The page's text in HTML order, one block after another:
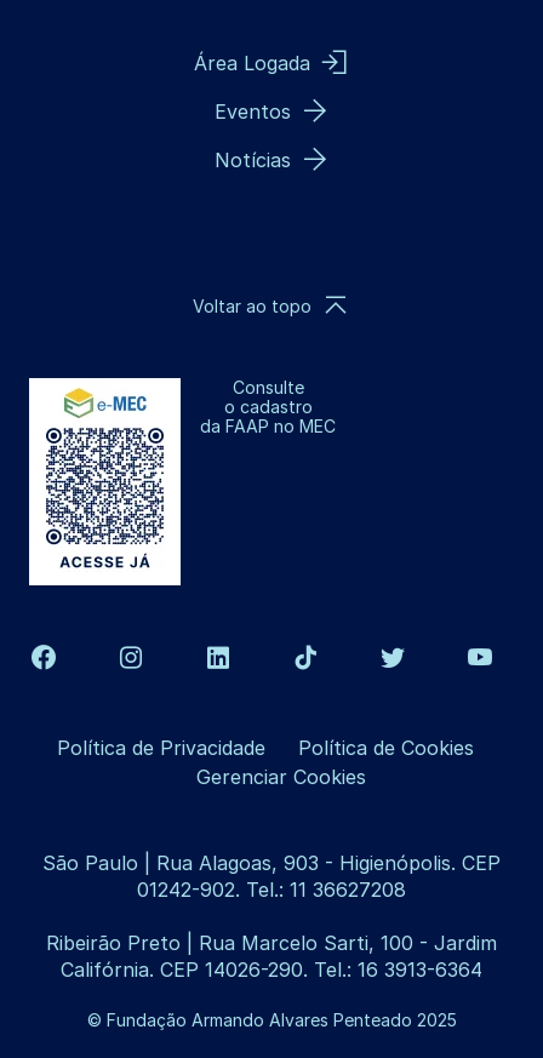
Área Logada
Eventos
Notícias
Consulte
o cadastro
da FAAP no MEC
Voltar ao topo
Política de Privacidade
Política de Cookies
Gerenciar Cookies
São Paulo | Rua Alagoas, 903 - Higienópolis. CEP
01242-902. Tel.: 11 36627208
Ribeirão Preto | Rua Marcelo Sarti, 100 - Jardim
Califórnia. CEP 14026-290. Tel.: 16 3913-6364
© Fundação Armando Alvares Penteado 2025